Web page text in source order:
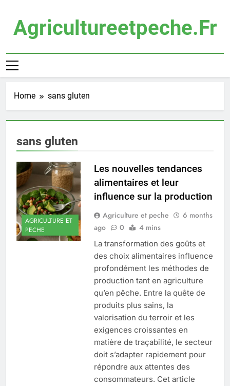
contentAgricultureetpeche.fr
Home sans gluten
sans gluten
AGRICULTURE ET
PECHE
Les nouvelles tendances
alimentaires et leur
influence sur la production
Agriculture et peche
6 months
ago
0 4 mins
La transformation des goûts et
des choix alimentaires influence
profondément les méthodes de
production tant en agriculture
qu’en pêche. Entre la quête de
produits plus sains, la
valorisation du terroir et les
exigences croissantes en
matière de traçabilité, le secteur
doit s’adapter rapidement pour
répondre aux attentes des
consommateurs. Cet article